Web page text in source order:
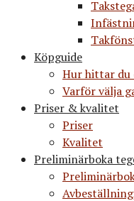
Köpguide
Hur hittar du
Varför välja
Priser & kvalitet
Priser
Kvalitet
Preliminärboka